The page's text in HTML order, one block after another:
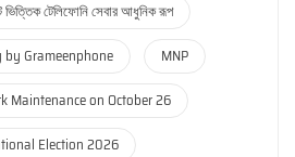
ভিত্তিক টেলিফোনি সেবার আধুনিক রূপ
Grameenphone
MNP
Maintenance on October 26
Election 2026